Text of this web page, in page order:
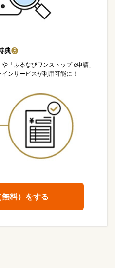
典❸
「ふるなびワンストップ e申請」
ンサービスが利用可能に！
料）をする